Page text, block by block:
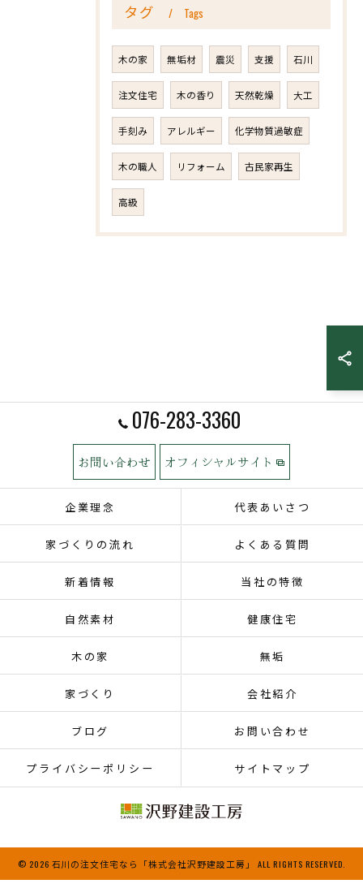
タグ Tags
木の家 無垢材 震災 支援 石川
注文住宅 木の香り 天然乾燥 大工
手刻み アレルギー 化学物質過敏症
木の職人 リフォーム 古民家再生
高級
076-283-3360
お問い合わせ オフィシャルサイト
企業理念 代表あいさつ
家づくりの流れ よくある質問
新着情報 当社の特徴
自然素材 健康住宅
木の家 無垢
家づくり 会社紹介
ブログ お問い合わせ
プライバシーポリシー サイトマップ
© 2026 石川の注文住宅なら「株式会社沢野建設工房」 ALL RIGHTS RESERVED.